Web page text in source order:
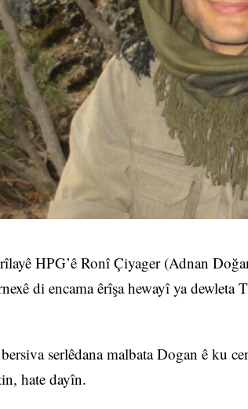
HPG’ê Ronî Çiyager (Adnan
di encama êrîşa hewayî ya
serlêdana malbata Dogan ê ku
hate dayîn.